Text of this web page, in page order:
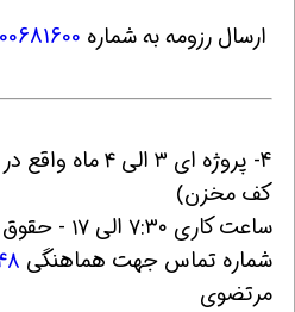
ارسال رزومه به شماره
4- پروژه ای ۳
کف مخزن)
ساعت کاری ۷:۳۰ الی ۱۷ - حقوق توافقی
شماره تماس جهت هماهنگی
مرتضوی